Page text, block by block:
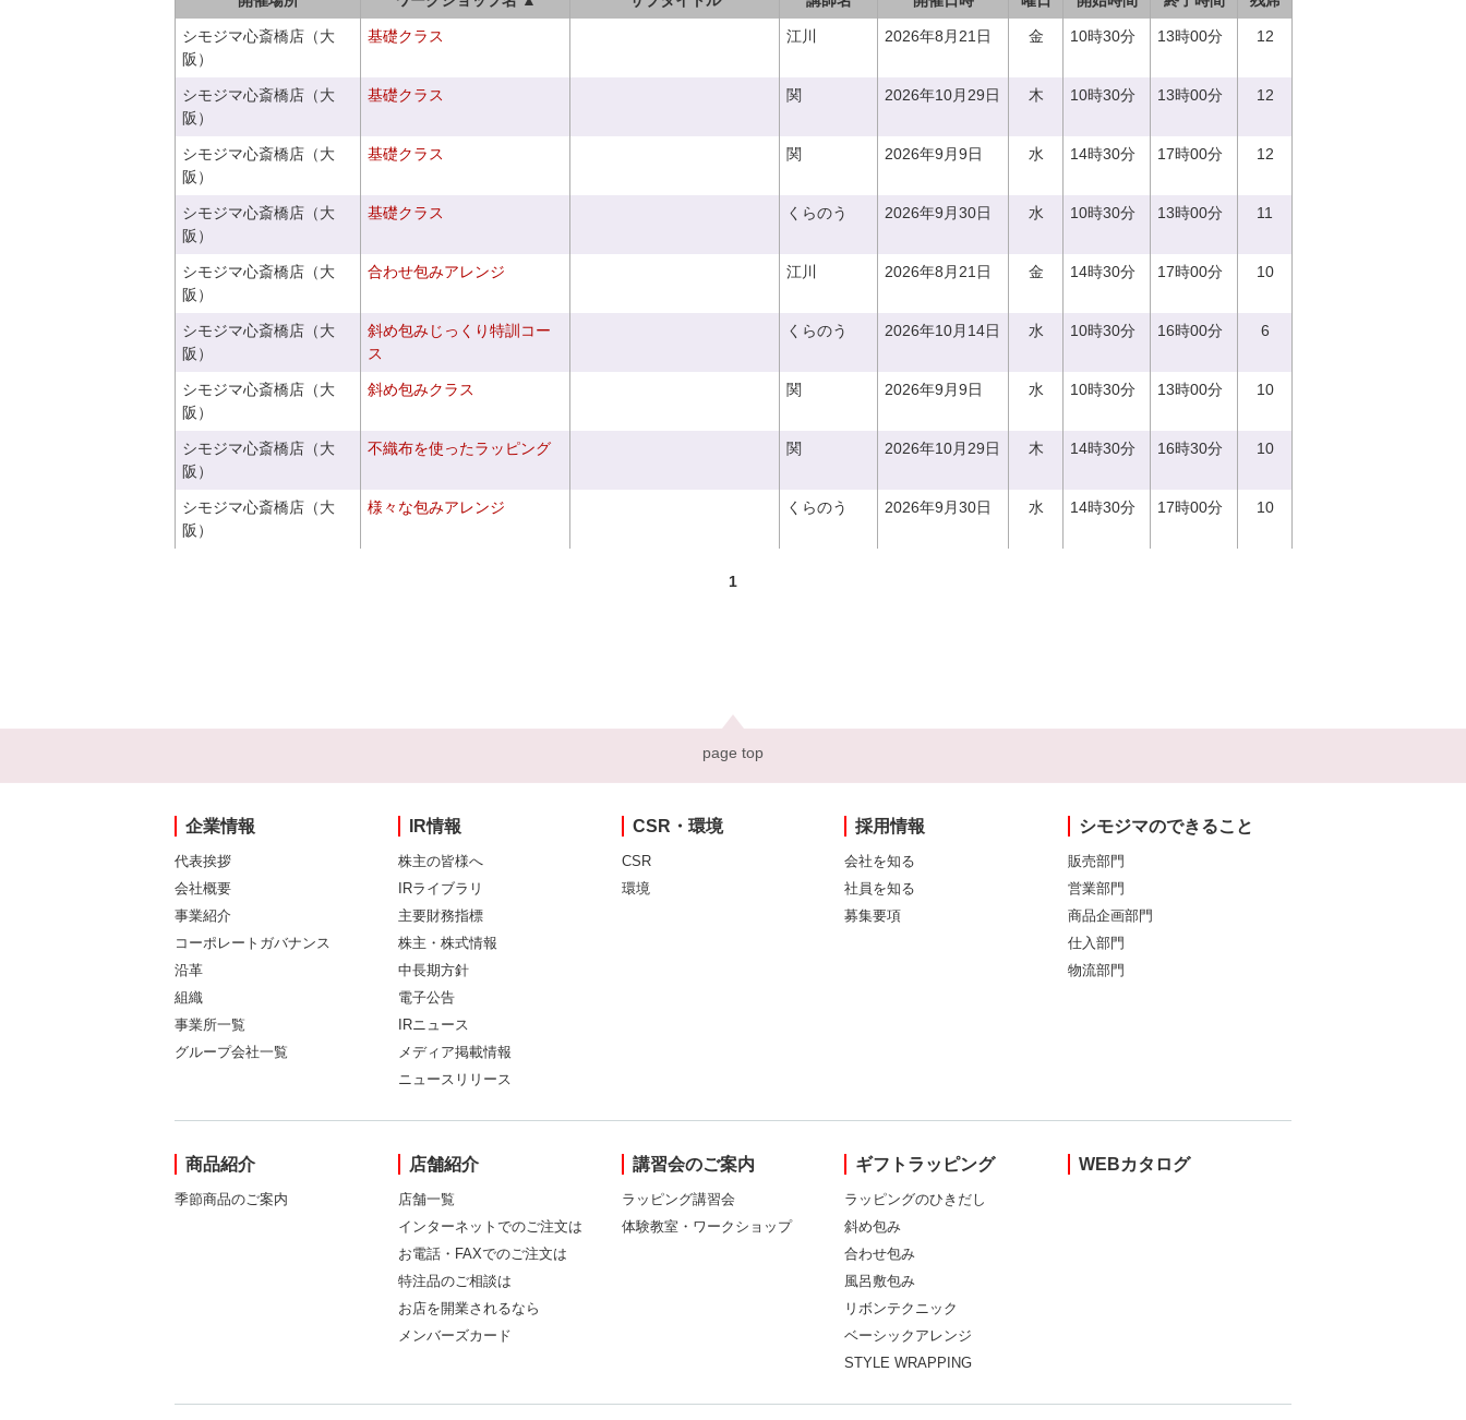
シモジマ心斎橋店（大
阪）
基礎クラス 江川 2026年8月21日 金 10時30分 13時00分 12
シモジマ心斎橋店（大
阪）
基礎クラス 関 2026年10月29日 木 10時30分 13時00分 12
シモジマ心斎橋店（大
阪）
基礎クラス 関 2026年9月9日 水 14時30分 17時00分 12
シモジマ心斎橋店（大
阪）
基礎クラス くらのう 2026年9月30日 水 10時30分 13時00分 11
シモジマ心斎橋店（大
阪）
合わせ包みアレンジ 江川 2026年8月21日 金 14時30分 17時00分 10
シモジマ心斎橋店（大
阪）
斜め包みじっくり特訓コー
ス
くらのう 2026年10月14日 水 10時30分 16時00分 6
シモジマ心斎橋店（大
阪）
斜め包みクラス 関 2026年9月9日 水 10時30分 13時00分 10
シモジマ心斎橋店（大
阪）
不織布を使ったラッピング 関 2026年10月29日 木 14時30分 16時30分 10
シモジマ心斎橋店（大
阪）
様々な包みアレンジ くらのう 2026年9月30日 水 14時30分 17時00分 10
1
page top
企業情報
代表挨拶
会社概要
事業紹介
コーポレートガバナンス
沿革
組織
事業所一覧
グループ会社一覧
IR情報
株主の皆様へ
IRライブラリ
主要財務指標
株主・株式情報
中長期方針
電子公告
IRニュース
メディア掲載情報
ニュースリリース
CSR・環境
CSR
環境
採用情報
会社を知る
社員を知る
募集要項
シモジマのできること
販売部門
営業部門
商品企画部門
仕入部門
物流部門
商品紹介
季節商品のご案内
店舗紹介
店舗一覧
インターネットでのご注文は
お電話・FAXでのご注文は
特注品のご相談は
お店を開業されるなら
メンバーズカード
講習会のご案内
ラッピング講習会
体験教室・ワークショップ
ギフトラッピング
ラッピングのひきだし
斜め包み
合わせ包み
風呂敷包み
リボンテクニック
ベーシックアレンジ
STYLE WRAPPING
WEBカタログ